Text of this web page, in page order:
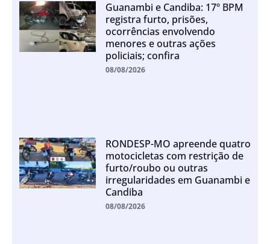
Guanambi e Candiba: 17º BPM
registra furto, prisões,
ocorrências envolvendo
menores e outras ações
policiais; confira
08/08/2026
RONDESP-MO apreende quatro
motocicletas com restrição de
furto/roubo ou outras
irregularidades em Guanambi e
Candiba
08/08/2026